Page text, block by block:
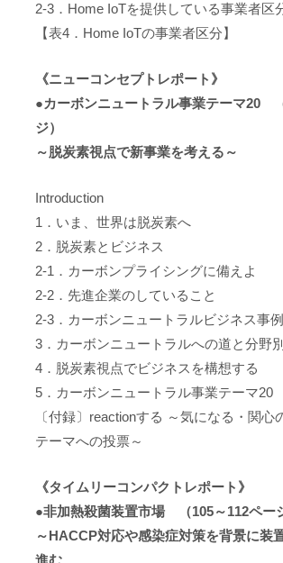
2-3．Home IoTを提供している事業者区
【表4．Home IoTの事業者区分】
《ニューコンセプトレポート》
●カーボンニュートラル事業テーマ20
ジ）
～脱炭素視点で新事業を考える～
Introduction
1．いま、世界は脱炭素へ
2．脱炭素とビジネス
2-1．カーボンプライシングに備えよ
2-2．先進企業のしていること
2-3．カーボンニュートラルビジネス事例
3．カーボンニュートラルへの道と分野
4．脱炭素視点でビジネスを構想する
5．カーボンニュートラル事業テーマ20
〔付録〕reactionする ～気になる・関心
テーマへの投票～
《タイムリーコンパクトレポート》
●非加熱殺菌装置市場 （105～112ペー
～HACCP対応や感染症対策を背景に装